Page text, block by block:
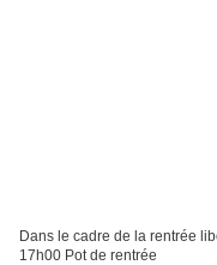
Dans le cadre de la rentrée
17h00 Pot de rentrée